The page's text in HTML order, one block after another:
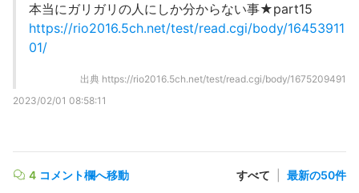
本当にガリガリの人にしか分からない事★part15
https://rio2016.5ch.net/test/read.cgi/body/16453911
01/
出典 https://rio2016.5ch.net/test/read.cgi/body/1675209491
2023/02/01 08:58:11
4 コメント欄へ移動 すべて 最新の50件